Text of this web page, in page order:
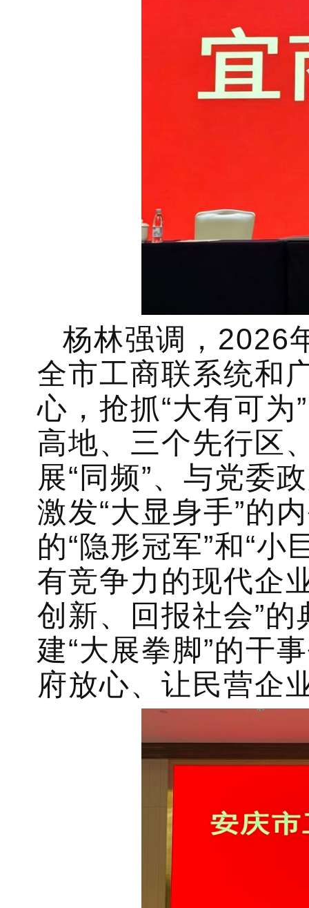
杨林强调，2026
全市工商联系统和
心，抢抓“大有可为
高地、三个先行区
展“同频”、与党委
激发“大显身手”的
的“隐形冠军”和“
有竞争力的现代企
创新、回报社会”
建“大展拳脚”的干
府放心、让民营企